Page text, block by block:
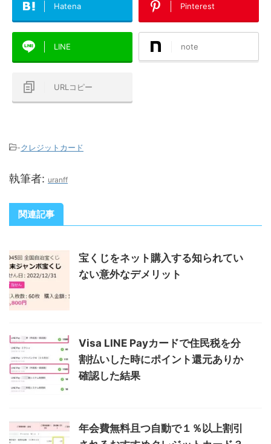
Hatena Pinterest
LINE note
URLコピー
-クレジットカード
執筆者: uranff
関連記事
宝くじをネット購入する知られてい
ない意外なデメリット
Visa LINE Payカードで住民税を分
割払いした時にポイント還元ありか
確認した結果
年会費無料且つ自動で１％以上割引